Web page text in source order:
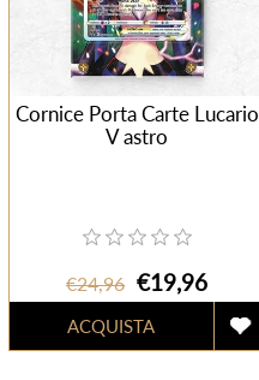
Cornice Porta Carte Lucario
V astro
€24,96 €19,96